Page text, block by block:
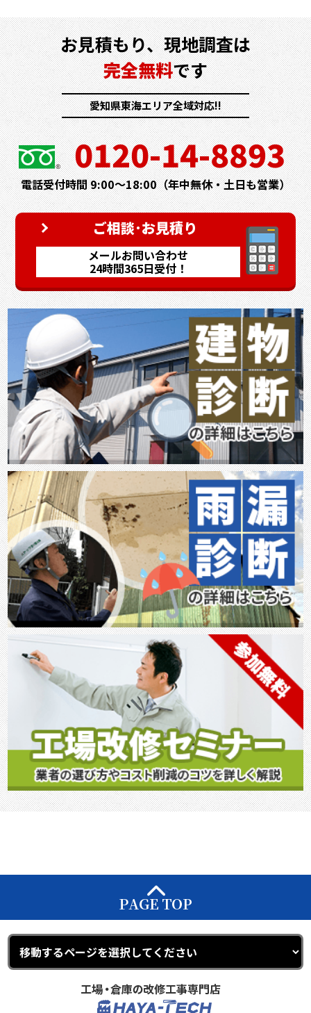
お見積もり、現地調査は
完全無料です
愛知県東海エリア全域対応!!
0120-14-8893
電話受付時間 9:00～18:00（年中無休・土日も営業）
ご相談･お見積り
メールお問い合わせ
24時間365日受付！